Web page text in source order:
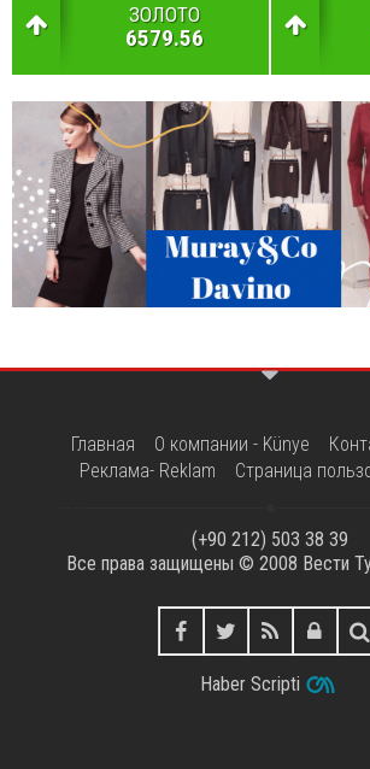
ЗОЛОТО
6579.56
Главная О компании - Künye
Реклама- Reklam
Страница
(+90 212) 503 38 39
Все права защищены © 2008 Вести
Haber Scripti